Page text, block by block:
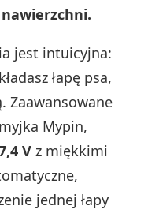
jest intuicyjna:
łapę psa,
Zaawansowane
Mypin,
V z miękkimi
jednej łapy